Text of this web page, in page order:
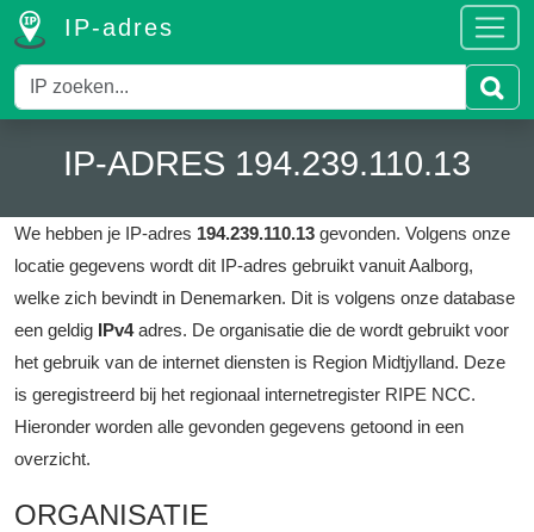
IP-adres
IP-ADRES 194.239.110.13
We hebben je IP-adres 194.239.110.13 gevonden. Volgens onze
locatie gegevens wordt dit IP-adres gebruikt vanuit Aalborg,
welke zich bevindt in Denemarken. Dit is volgens onze database
een geldig IPv4adres. De organisatie die de wordt gebruikt voor
het gebruik van de internet diensten is Region Midtjylland. Deze
is geregistreerd bij het regionaal internetregister RIPE NCC.
Hieronder worden alle gevonden gegevens getoond in een
overzicht.
ORGANISATIE